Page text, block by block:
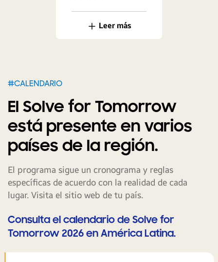
Leer más
#CALENDARIO
El Solve for Tomorrow
está presente en varios
países de la región.
El programa sigue un cronograma y reglas
específicas de acuerdo con la realidad de cada
lugar. Visita el sitio web de tu país.
Consulta el calendario de Solve for
Tomorrow 2026 en América Latina.